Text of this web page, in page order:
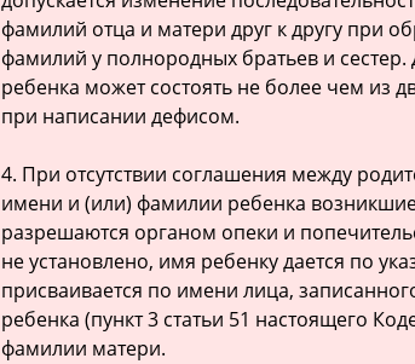
фамилий отца и матери друг к другу при
фамилий у полнородных братьев и
ребенка может состоять не более чем из
при написании дефисом.
4. При отсутствии соглашения между
имени и (или) фамилии ребенка
разрешаются органом опеки и
не установлено, имя ребенку дается по
присваивается по имени лица,
ребенка (пункт 3 статьи 51 настоящего
фамилии матери.